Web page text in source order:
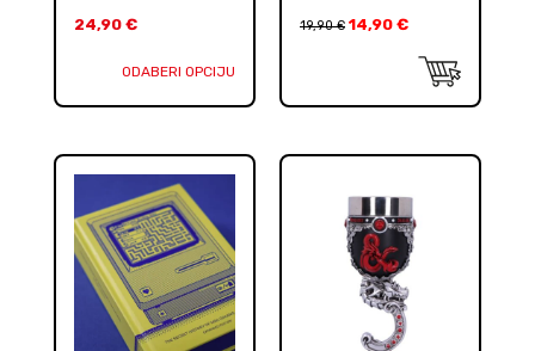
24,90 €
ODABERI OPCIJU
19,90€ 14,90 €